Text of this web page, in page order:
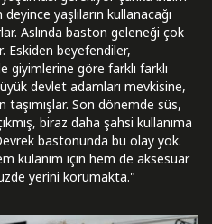
yaşlıların kullanacağı
Aslında baston geleneği çok
Eskiden beyefendiler,
giyimlerine göre farklı farklı
devlet adamları mevkisine,
Son dönemde süs,
biraz daha şahsi kullanıma
bastonunda bu olay yok.
kulanım için hem de aksesuar
yerini korumakta."